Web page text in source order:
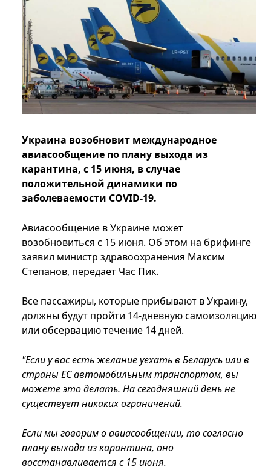
Украина возобновит международное
авиасообщение по плану выхода из
карантина, с 15 июня, в случае
положительной динамики по
заболеваемости COVID-19.
Авиасообщение в Украине может
возобновиться с 15 июня. Об этом на брифинге
заявил министр здравоохранения Максим
Степанов, передает Час Пик.
Все пассажиры, которые прибывают в Украину,
должны будут пройти 14-дневную самоизоляцию
или обсервацию течение 14 дней.
"Если у вас есть желание уехать в Беларусь или в
страны ЕС автомобильным транспортом, вы
можете это делать. На сегодняшний день не
существует никаких ограничений.
Если мы говорим о авиасообщении, то согласно
плану выхода из карантина, оно
восстанавливается с 15 июня.